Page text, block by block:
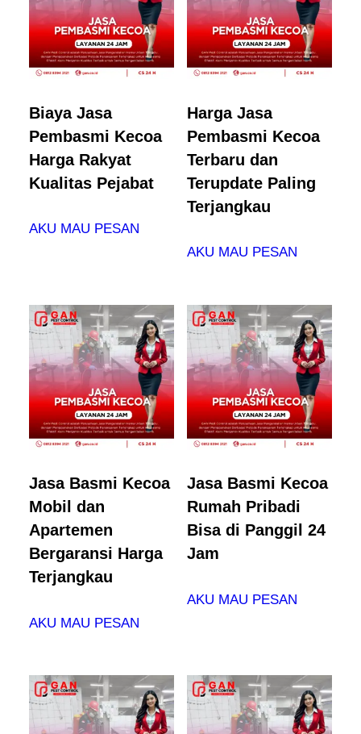
Biaya Jasa
Pembasmi Kecoa
Harga Rakyat
Kualitas Pejabat
AKU MAU PESAN
Harga Jasa
Pembasmi Kecoa
Terbaru dan
Terupdate Paling
Terjangkau
AKU MAU PESAN
Jasa Basmi Kecoa
Mobil dan
Apartemen
Bergaransi Harga
Terjangkau
AKU MAU PESAN
Jasa Basmi Kecoa
Rumah Pribadi
Bisa di Panggil 24
Jam
AKU MAU PESAN